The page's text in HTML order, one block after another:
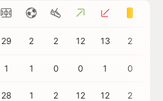
29 2 2 12 13 2
1 1 0 0 1 0
28 1 2 12 12 2